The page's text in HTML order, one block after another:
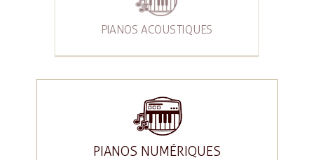
PIANOS ACOUSTIQUES
PIANOS NUMÉRIQUES